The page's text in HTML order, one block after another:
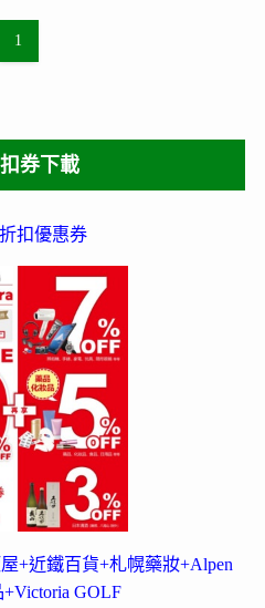
1
券下載
扣優惠券
+近鐵百貨+札幌藥妝+Alpen
GOLF